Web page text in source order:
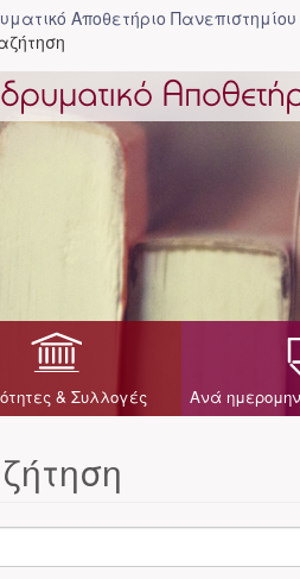
Αποθετήριο
& Συλλογές Ανά